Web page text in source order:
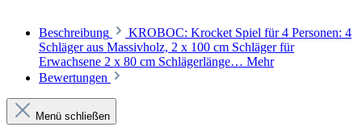
Beschreibung
KROBOC: Krocket Spiel für 4 Personen: 4
Schläger aus Massivholz, 2 x 100 cm Schläger für
Erwachsene 2 x 80 cm Schlägerlänge… Mehr
Bewertungen
Menü schließen